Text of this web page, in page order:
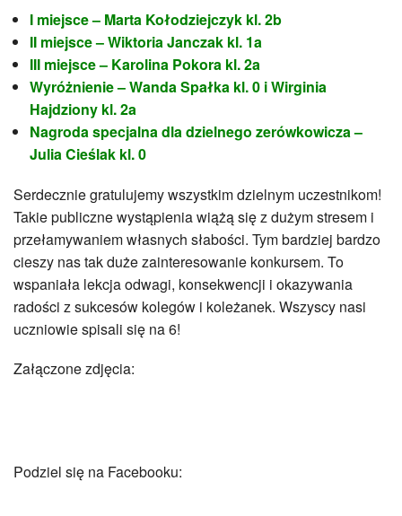
Innowacje 2023-24
Innowacje 2022-23
Innowacje 2021-22
Strefa ucznia
Samorząd Uczniowski
Sukcesy naszych uczniów
Pasje naszych uczniów
Zakątek plastyczny
Szkolne Koło Rowerowe Ciasna Bike
SkyClub
Szkoła Promująca Zdrowie
Klub Europejczyka
Strefa rodzica
Wychowawcy klas
Jak chronić dziecko w Sieci
Projekty 2024-25
I miejsce – Marta Kołodziejczyk kl. 2b
II miejsce – WiktoriaJanczak kl. 1a
III miejsce – Karolina Pokora kl. 2a
Wyróżnienie – Wanda Spałka kl. 0 i Wirginia
Hajdziony kl. 2a
Nagroda specjalna dla dzielnego zerówkowicza –
Julia Cieślak kl. 0
Serdecznie gratulujemy wszystkim dzielnym uczestnikom!
Takie publiczne wystąpienia wiążą się z dużym stresem i
przełamywaniem własnych słabości. Tym bardziej bardzo
cieszy nas tak duże zainteresowanie konkursem. To
wspaniała lekcja odwagi, konsekwencji i okazywania
radości z sukcesów kolegów i koleżanek. Wszyscy nasi
uczniowie spisali się na 6!
Załączone zdjęcia:
Podziel się na Facebooku: